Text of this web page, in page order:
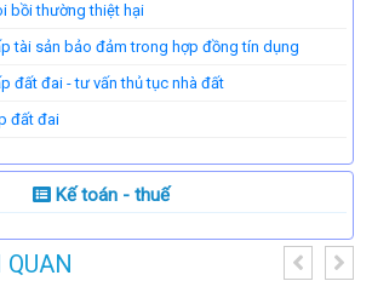
bồi thường thiệt hại
tài sản bảo đảm trong hợp đồng tín dụng
đất đai - tư vấn thủ tục nhà đất
đất đai
Kế toán - thuế